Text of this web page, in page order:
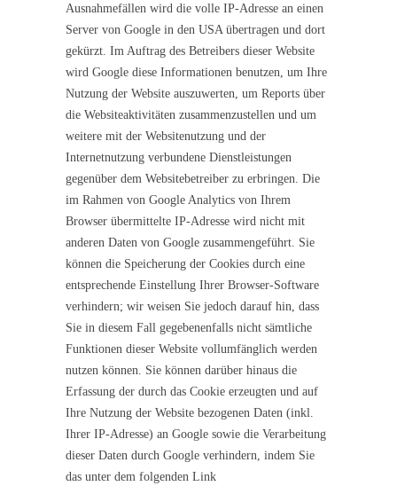
Ausnahmefällen wird die volle IP-Adresse an einen
Server von Google in den USA übertragen und dort
gekürzt. Im Auftrag des Betreibers dieser Website
wird Google diese Informationen benutzen, um Ihre
Nutzung der Website auszuwerten, um Reports über
die Websiteaktivitäten zusammenzustellen und um
weitere mit der Websitenutzung und der
Internetnutzung verbundene Dienstleistungen
gegenüber dem Websitebetreiber zu erbringen. Die
im Rahmen von Google Analytics von Ihrem
Browser übermittelte IP-Adresse wird nicht mit
anderen Daten von Google zusammengeführt. Sie
können die Speicherung der Cookies durch eine
entsprechende Einstellung Ihrer Browser-Software
verhindern; wir weisen Sie jedoch darauf hin, dass
Sie in diesem Fall gegebenenfalls nicht sämtliche
Funktionen dieser Website vollumfänglich werden
nutzen können. Sie können darüber hinaus die
Erfassung der durch das Cookie erzeugten und auf
Ihre Nutzung der Website bezogenen Daten (inkl.
Ihrer IP-Adresse) an Google sowie die Verarbeitung
dieser Daten durch Google verhindern, indem Sie
das unter dem folgenden Link